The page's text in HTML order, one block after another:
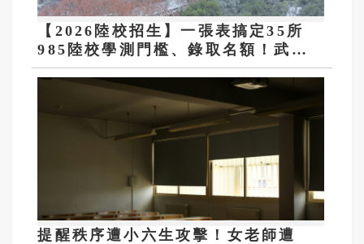
【2026陸校招生】一張表搞定35所
985陸校學測門檻、錄取名額！武漢
大學等3校免面試
提醒秩序遭小六生攻擊！女老師遭